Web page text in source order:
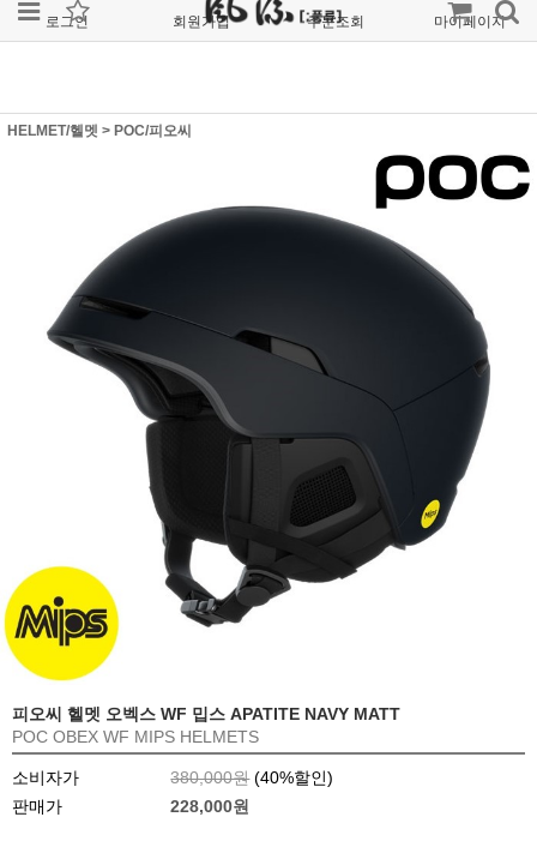
로그인 회원가입 주문조회 마이페이지
HELMET/헬멧 > POC/피오씨
피오씨 헬멧 오벡스 WF 밉스 APATITE NAVY MATT
POC OBEX WF MIPS HELMETS
소비자가 380,000원 (40%할인)
판매가
228,000원